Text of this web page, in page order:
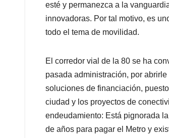
esté y permanezca a la
innovadoras. Por tal motivo, es
todo el tema de movilidad.
El corredor vial de la 80 se ha
pasada administración, por
soluciones de financiación,
ciudad y los proyectos de
endeudamiento: Está pignorada
de años para pagar el Metro y